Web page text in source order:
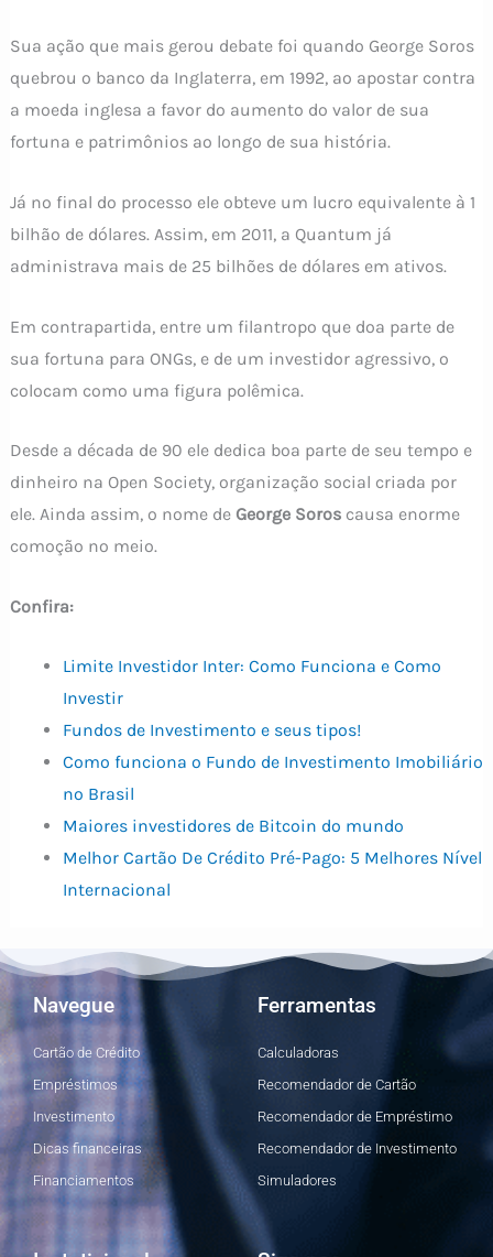
Sua ação que mais gerou debate foi quando George Soros
quebrou o banco da Inglaterra, em 1992, ao apostar contra
a moeda inglesa a favor do aumento do valor de sua
fortuna e patrimônios ao longo de sua história.
Já no final do processo ele obteve um lucro equivalente à 1
bilhão de dólares. Assim, em 2011, a Quantum já
administrava mais de 25 bilhões de dólares em ativos.
Em contrapartida, entre um filantropo que doa parte de
sua fortuna para ONGs, e de um investidor agressivo, o
colocam como uma figura polêmica.
Desde a década de 90 ele dedica boa parte de seu tempo e
dinheiro na Open Society, organização social criada por
ele. Ainda assim, o nome de George Soros causa enorme
comoção no meio.
Confira:
Limite Investidor Inter: Como Funciona e Como
Investir
Fundos de Investimento e seus tipos!
Como funciona o Fundo de Investimento Imobiliário
no Brasil
Maiores investidores de Bitcoin do mundo
Melhor Cartão De Crédito Pré-Pago: 5 Melhores Nível
Internacional
Navegue
Cartão de Crédito
Empréstimos
Investimento
Dicas financeiras
Financiamentos
Ferramentas
Calculadoras
Recomendador de Cartão
Recomendador de Empréstimo
Recomendador de Investimento
Simuladores